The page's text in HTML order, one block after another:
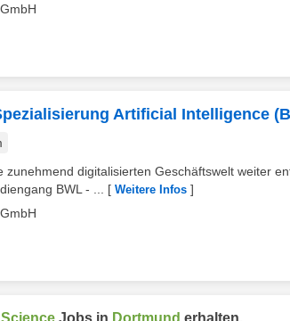
Artificial Intelligence
zunehmend digitalisierten Geschäftswelt weiter
BWL - ...
[ Weitere Infos ]
Science Jobs in Dortmund erhalten.